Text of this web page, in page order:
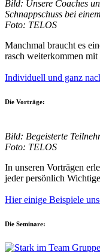
Bild: Unsere Coaches
Schnappschuss bei
Foto: TELOS
Manchmal braucht es
rasch weiterkommen
Individuell und ganz
Die Vorträge:
Bild: Begeisterte
Foto: TELOS
In unseren Vorträgen
jeder persönlich
Hier einige Beispiele
Die Seminare: